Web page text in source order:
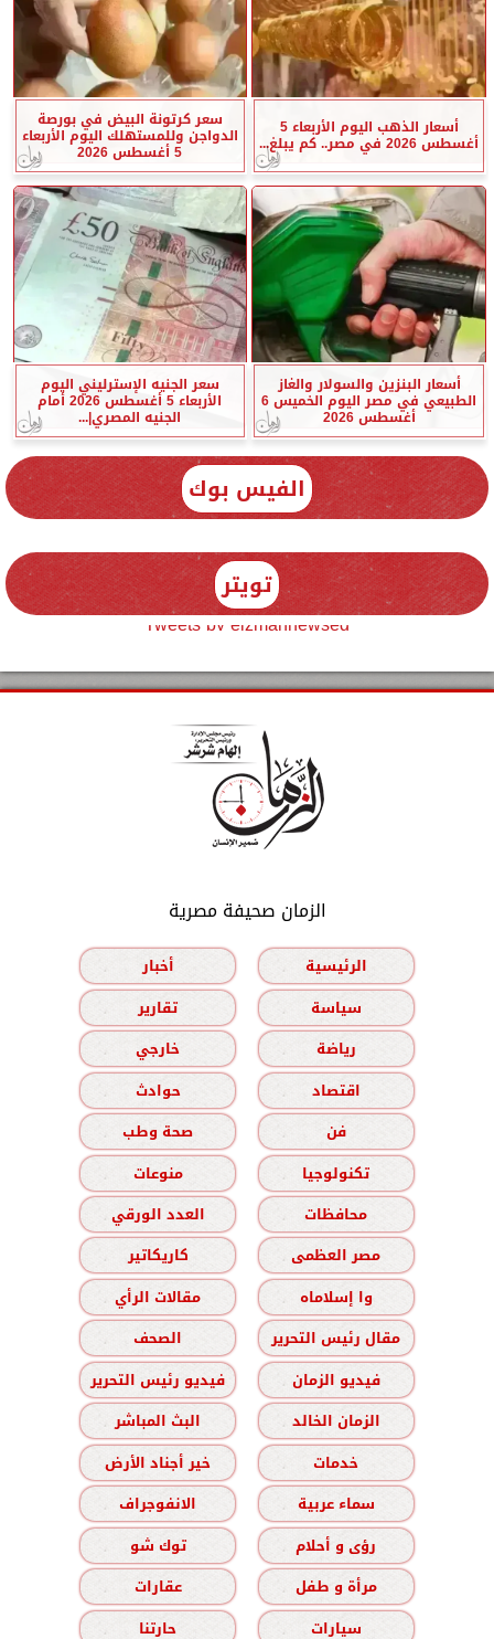
أسعار الذهب اليوم الأربعاء 5
أغسطس 2026 في مصر.. كم يبلغ...
سعر كرتونة البيض في بورصة
الدواجن وللمستهلك اليوم الأربعاء
5 أغسطس 2026
أسعار البنزين والسولار والغاز
الطبيعي في مصر اليوم الخميس 6
أغسطس 2026
سعر الجنيه الإسترليني اليوم
الأربعاء 5 أغسطس 2026 أمام
الجنيه المصري|...
الفيس بوك
تويتر
Tweets by elzmannewseg
الزمان صحيفة مصرية
الرئيسية
أخبار
سياسة
تقارير
رياضة
خارجي
اقتصاد
حوادث
فن
صحة وطب
تكنولوجيا
منوعات
محافظات
العدد الورقي
مصر العظمى
كاريكاتير
وا إسلاماه
مقالات الرأي
مقال رئيس التحرير
الصحف
فيديو الزمان
فيديو رئيس التحرير
الزمان الخالد
البث المباشر
خدمات
خير أجناد الأرض
سماء عربية
الانفوجراف
رؤى و أحلام
توك شو
مرأة و طفل
عقارات
سيارات
حارتنا